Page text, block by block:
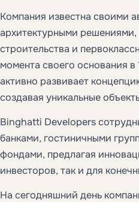
Компания известна своими
архитектурными
строительства и
момента своего основания
активно развивает
создавая уникальные
Binghatti Developers
банками, гостиничными
фондами, предлагая
инвесторов, так и для
На сегодняшний день